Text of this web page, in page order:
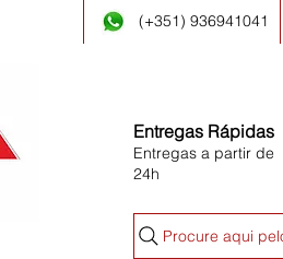
(+351) 936941041
Entregas Rápidas
Entregas a partir de
24h
Procure aqui